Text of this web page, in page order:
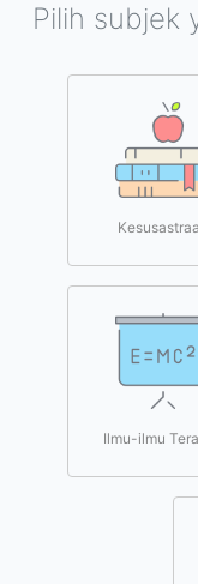
Pilih subjek
Ilmu-ilmu